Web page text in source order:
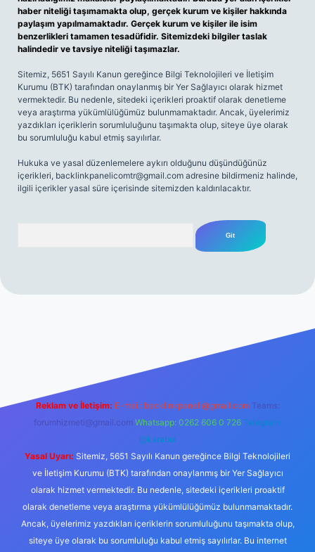
haber niteliği taşımamakta olup, gerçek kurum ve kişiler hakkında
paylaşım yapılmamaktadır. Gerçek kurum ve kişiler ile isim
benzerlikleri tamamen tesadüfidir. Sitemizdeki bilgiler taslak
halindedir ve tavsiye niteliği taşımazlar.
Sitemiz, 5651 Sayılı Kanun gereğince Bilgi Teknolojileri ve İletişim
Kurumu (BTK) tarafından onaylanmış bir Yer Sağlayıcı olarak hizmet
vermektedir. Bu nedenle, sitedeki içerikleri proaktif olarak denetleme
veya araştırma yükümlülüğümüz bulunmamaktadır. Ancak, üyelerimiz
yazdıkları içeriklerin sorumluluğunu taşımakta olup, siteye üye olarak
bu sorumluluğu kabul etmiş sayılırlar.
Hukuka ve yasal düzenlemelere aykırı olduğunu düşündüğünüz
içerikleri, backlinkpanelicomtr@gmail.com adresine bildirmeniz halinde,
ilgili içerikler yasal süre içerisinde sitemizden kaldırılacaktır.
Reklam ve İletişim: E-mail: backlinkpaneli@gmail.com Teams:
forumhizmeti@gmail.com Whatsapp: 0262 606 0 726 Telegram:
@karabul
Yasal Uyarı: Sitemiz, 5651 Sayılı Kanun gereğince Bilgi Teknolojileri
ve İletişim Kurumu (BTK) tarafından onaylanmış bir Yer Sağlayıcı
olarak hizmet vermektedir. Bu nedenle, sitedeki içerikleri proaktif
olarak denetleme veya araştırma yükümlülüğümüz bulunmamaktadır.
Ancak, üyelerimiz yazdıkları içeriklerin sorumluluğunu taşımakta olup,
siteye üye olarak bu sorumluluğu kabul etmiş sayılırlar. Bu internet